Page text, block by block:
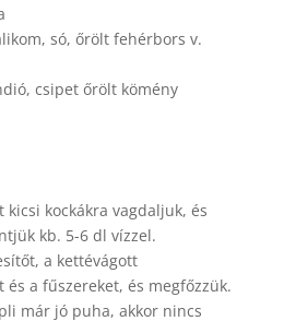
só, őrölt fehérbors v.
csipet őrölt kömény
kockákra vagdaljuk, és
kb. 5-6 dl vízzel.
a kettévágott
és a fűszereket, és megfőzzük.
már jó puha, akkor nincs